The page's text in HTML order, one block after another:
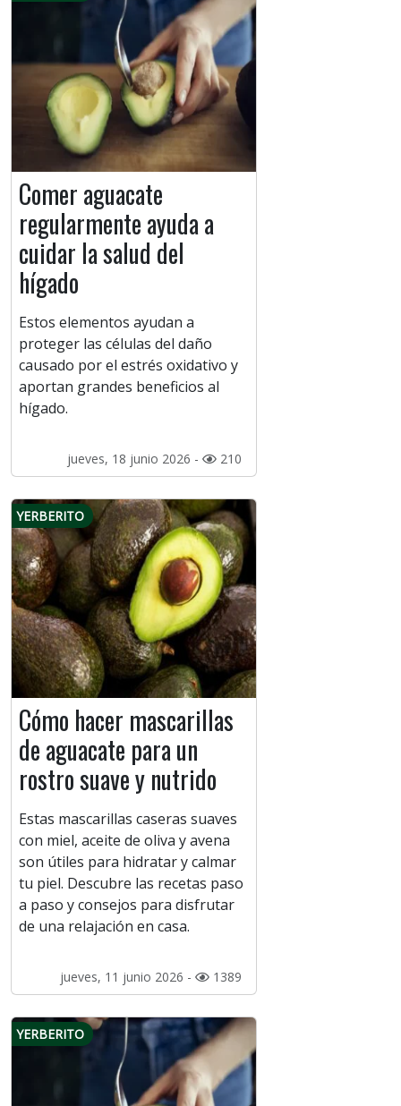
Comer aguacate
regularmente ayuda a
cuidar la salud del
hígado
Estos elementos ayudan a
proteger las células del daño
causado por el estrés oxidativo y
aportan grandes beneficios al
hígado.
jueves, 18 junio 2026 - 210
YERBERITO
Cómo hacer mascarillas
de aguacate para un
rostro suave y nutrido
Estas mascarillas caseras suaves
con miel, aceite de oliva y avena
son útiles para hidratar y calmar
tu piel. Descubre las recetas paso
a paso y consejos para disfrutar
de una relajación en casa.
jueves, 11 junio 2026 - 1389
YERBERITO